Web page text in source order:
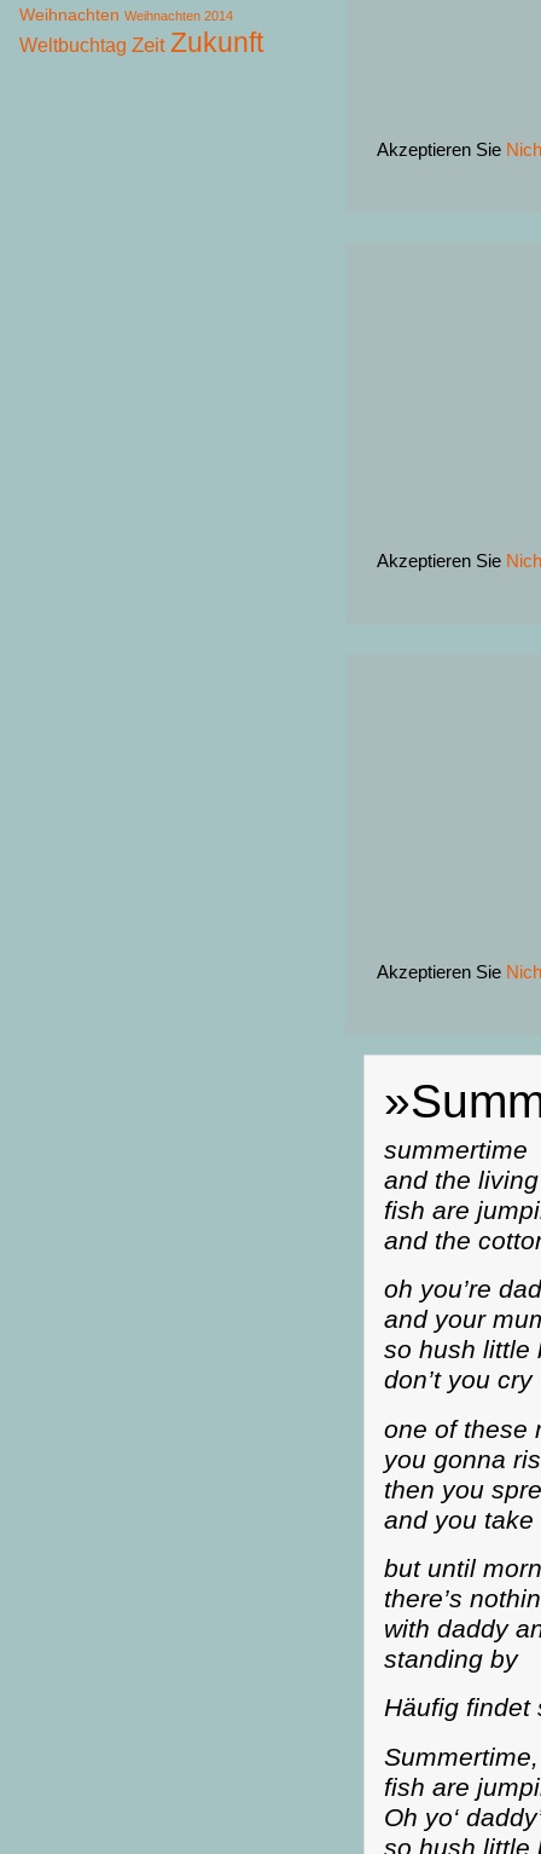
Akzeptieren Sie
Akzeptieren Sie
Akzeptieren Sie
summertime
and the
fish are
and the
oh you’re
and your
so hush little
don’t you cry
one of these
you gonna
then you
and you
but until
there’s
with daddy
standing by
Häufig findet
Summertime,
fish are
Oh yo‘
so hush little
Weihnachten Weihnachten 2014
Weltbuchtag Zeit Zukunft